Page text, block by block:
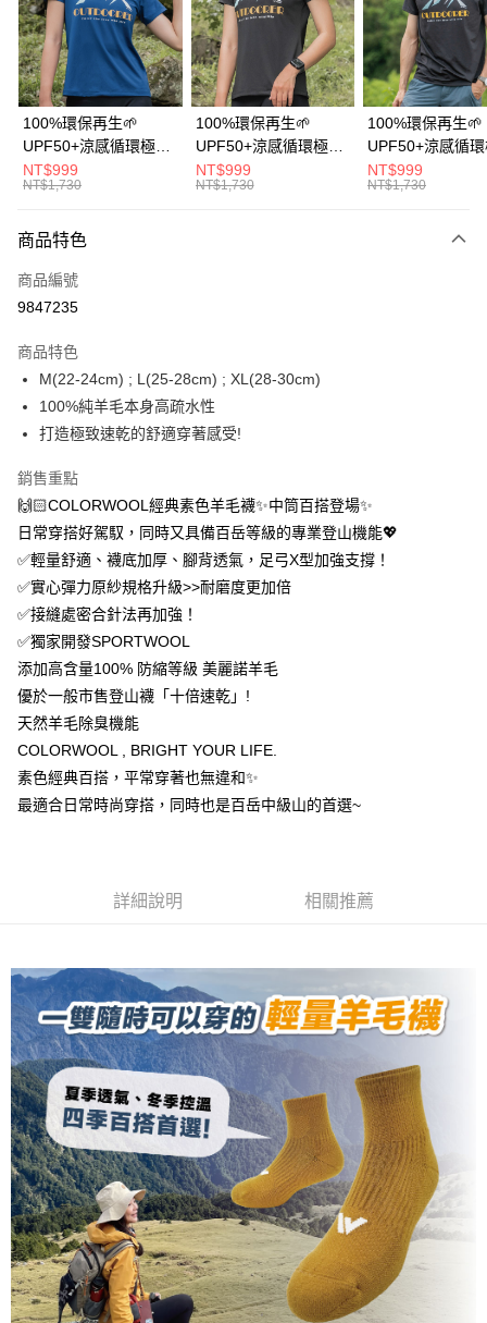
合作金庫商業銀行
第一商業銀行
華南商業銀行
彰化商業銀行
上海商業儲蓄銀行
台北富邦商業銀行
國泰世華商業銀行
兆豐國際商業銀行
臺灣中小企業銀行
台中商業銀行
匯豐（台灣）商業銀行
華泰商業銀行
聯邦商業銀行
遠東國際商業銀行
元大商業銀行
台灣樂天信用卡公司
6 期 0 利率 每期NT$266 21家銀行
合作金庫商業銀行
第一商業銀行
華南商業銀行
彰化商業銀行
上海商業儲蓄銀行
台北富邦商業銀行
國泰世華商業銀行
兆豐國際商業銀行
臺灣中小企業銀行
台中商業銀行
匯豐（台灣）商業銀行
聯邦商業銀行
玉山商業銀行
台灣樂天信用卡公司
12 期 0 利率 每期NT$133 21家銀行
合作金庫商業銀行
第一商業銀行
華南商業銀行
彰化商業銀行
上海商業儲蓄銀行
台北富邦商業銀行
國泰世華商業銀行
兆豐國際商業銀行
臺灣中小企業銀行
元大商業銀行
台新國際商業銀行
台灣樂天信用卡公司
24 期 0 利率 每期NT$66 20家銀行
合作金庫商業銀行
第一商業銀行
華南商業銀行
彰化商業銀行
上海商業儲蓄銀行
兆豐國際商業銀行
華泰商業銀行
遠東國際商業銀行
永豐商業銀行
星展（台灣）商業銀行
超商取貨付款
LINE Pay
悠遊付
大哥付你分期
相關說明
1.本服務由台灣大哥大提供，台灣大哥大用戶可立即使用無須另外申請。
2.付款方式選擇「大哥付你分期」，訂單成立後會自動跳轉到大哥付的交易
成交易。
3.實際核准額度、可分期數及費用金額請依後續交易確認頁面所載為準。
消。如遇「轉專審核」未通過狀況，表示未達大哥付你分期系統評分，恕無
【繳款方式說明】
1.分期款項不併入電信帳單，「大哥付你分期」於每月結算日後寄送繳費提
醒簡訊。
2.透過簡訊連結打開帳單後，可選擇「超商條碼／台灣大直營門市／銀行轉
帳／街口支付／iPASS MONEY」等通路繳費。
1.本服務係由「台灣大哥大股份有限公司」（以下簡稱本公司）所提供，讓
用戶於交易時，得透過本服務購買商品或服務，並由商店將買賣／分期付款
買賣價金債權讓與本公司後，依約使用本公司帳單繳交帳款。
2.基於同意付款使用「大哥付你分期」之契約關係目的，商店將以您的個人
資料（包含姓名、電話或地址）提供予台灣大哥大進項蒐集、處理及利用，
由本公司與您本人進行分期帳單所需資料之確認、核對及更正。
AFTEE先享後付
相關說明
【關於「AFTEE先享後付」】
便利好安心！
２．便利：只要手機號碼，簡訊認證，即可結帳。
３．安心：先確認商品／服務後，再付款。
【「AFTEE先享後付」結帳流程】
１．於結帳方式選擇「AFTEE先享後付」後，將跳轉至「AFTEE先享後付」
結帳頁面，進行簡訊認證並確認金額後，即可完成結帳。
２．訂單成立數日內，您將收到繳費通知簡訊。
３．收到繳費通知簡訊後14天內，點擊此簡訊中的連結，可透過四大超商／
ATM／網路銀行／等多元方式進行付款，方視為交易完成。
購買商品的店家。未經商家同意取消之訂單仍視為有效，需透過AFTEE先享
後付繳納相關費用。
※ 交易是否成功請以「AFTEE先享後付 」之結帳頁面顯示為準，若有關於
是否繳費成功／繳費後需取消欲退款等相關疑問，請聯繫「AFTEE先享後付
客戶支援中心」https://netprotections.freshdesk.com/support/home
【注意事項】
１．透過由恩沛科技股份有限公司提供之「AFTEE先享後付」服務完成之交
https://aftee.tw/terms/#terms3
３．未成年的使用者請事先徵得法定代理人或監護人之同意方可使用
４．使用「AFTEE先享後付」時，將依據個別帳號之用戶狀況，依本公司即
時審查核予不同之上限額度；若仍有額度不足之情形，本公司將視審查結果
請求用戶進行身份認證。
５．嚴禁一人註冊多個帳號或使用他人資訊註冊。若發現惡意使用之情形，
恩沛科技股份有限公司將有權停止該用戶之使用額度並採取法律行動。
ATM付款
運送方式
全家取貨付款
每筆NT$100，滿NT$1,000(含以上)免運費
付款後全家取貨
每筆NT$100，滿NT$1,000(含以上)免運費
7-11取貨付款
每筆NT$100，滿NT$1,000(含以上)免運費
付款後7-11取貨
每筆NT$100，滿NT$1,000(含以上)免運費
宅配
每筆NT$100，滿NT$1,000(含以上)免運費
100%環保再生🌱
UPF50+涼感循環極風
衣【山岳線條款】
NT$999
NT$1,730
100%環保再生🌱
UPF50+涼感循環極風
衣【山岳線條款】
NT$999
NT$1,730
100%環保再生🌱
UPF50+涼感循
衣【山岳線條款
NT$999
NT$1,730
商品特色
商品編號
9847235
商品特色
M(22-24cm) ; L(25-28cm) ; XL(28-30cm)
100%純羊毛本身高疏水性
打造極致速乾的舒適穿著感受!
銷售重點
🙌🏻COLORWOOL經典素色羊毛襪✨中筒百搭登場✨
日常穿搭好駕馭，同時又具備百岳等級的專業登山機能💖
✅輕量舒適、襪底加厚、腳背透氣，足弓X型加強支撐！
✅實心彈力原紗規格升級>>耐磨度更加倍
✅接縫處密合針法再加強！
✅獨家開發SPORTWOOL
添加高含量100% 防縮等級 美麗諾羊毛
優於一般市售登山襪「十倍速乾」!
天然羊毛除臭機能
COLORWOOL , BRIGHT YOUR LIFE.
素色經典百搭，平常穿著也無違和✨
最適合日常時尚穿搭，同時也是百岳中級山的首選~
詳細說明 相關推薦